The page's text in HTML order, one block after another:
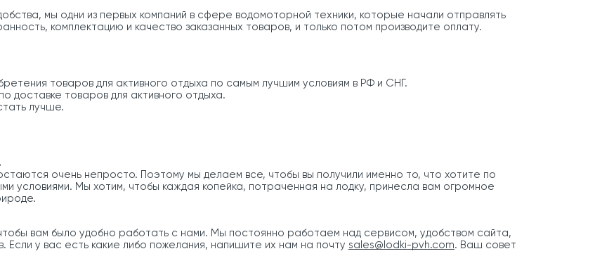
мы одни из первых компаний в сфере водомоторной техники, которые начали отправлять
комплектацию и качество заказанных товаров, и только потом производите оплату.
товаров для активного отдыха по самым лучшим условиям в РФ и СНГ.
доставке товаров для активного отдыха.
лучше.
очень непросто. Поэтому мы делаем все, чтобы вы получили именно то, что хотите по
условиями. Мы хотим, чтобы каждая копейка, потраченная на лодку, принесла вам огромное
вам было удобно работать с нами. Мы постоянно работаем над сервисом, удобством сайта,
Если у вас есть какие либо пожелания, напишите их нам на почту sales@lodki-pvh.com. Ваш совет